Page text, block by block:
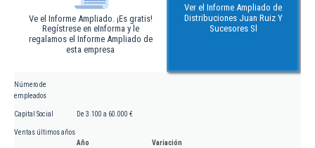
Ve el Informe Ampliado. ¡Es gratis!
Regístrese en eInforma y le
regalamos el Informe Ampliado de
esta empresa
Ver el Informe Ampliado de
Distribuciones Juan Ruiz Y
Sucesores Sl
Número de
empleados
Capital Social De 3.100 a 60.000 €
Ventas últimos años
Año
Variación